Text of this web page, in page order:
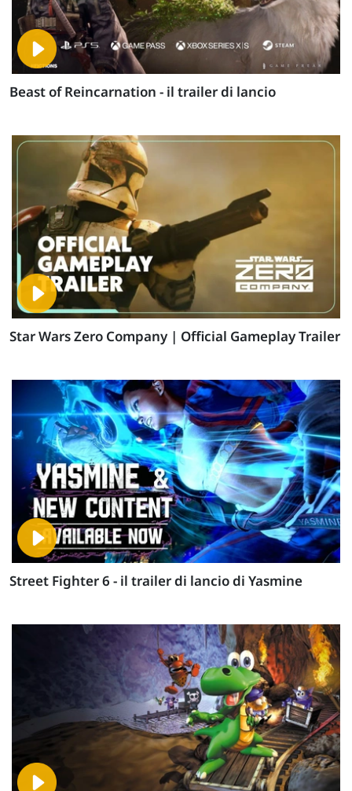
Beast of Reincarnation - il trailer di lancio
Star Wars Zero Company | Official Gameplay Trailer
Street Fighter 6 - il trailer di lancio di Yasmine